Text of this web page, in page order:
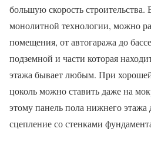
большую скорость
монолитной технологии, можно
помещения, от автогаража до
подземной и части которая
этажа бывает любым. При
цоколь можно ставить даже на
этому панель пола нижнего этажа
сцепление со стенками